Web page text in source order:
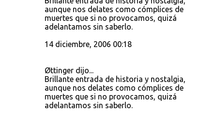
aunque nos delates como cómplices de
muertes que si no provocamos, quizá
adelantamos sin saberlo.
14 diciembre, 2006 00:18
Øttinger dijo...
Brillante entrada de historia y nostalgia,
aunque nos delates como cómplices de
muertes que si no provocamos, quizá
adelantamos sin saberlo.